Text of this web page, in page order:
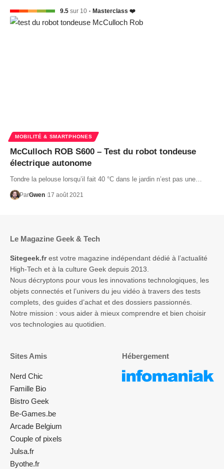
9.5 sur 10 Masterclass ❤️
MOBILITÉ & SMARTPHONES
McCulloch ROB S600 – Test du robot tondeuse
électrique autonome
Tondre la pelouse lorsqu’il fait 40 °C dans le jardin n’est pas une…
ParGwen 17 août 2021
Le Magazine Geek & Tech
Sitegeek.frest votre magazine indépendant dédié à l’actualité
High-Tech et à la culture Geek depuis 2013.
Nous décryptons pour vous les innovations technologiques, les
objets connectés et l’univers du jeu vidéo à travers des tests
complets, des guides d’achat et des dossiers passionnés.
Notre mission : vous aider à mieux comprendre et bien choisir
vos technologies au quotidien.
Sites Amis
Nerd Chic
Famille Bio
Bistro Geek
Be-Games.be
Arcade Belgium
Couple of pixels
Julsa.fr
Byothe.fr
Hébergement